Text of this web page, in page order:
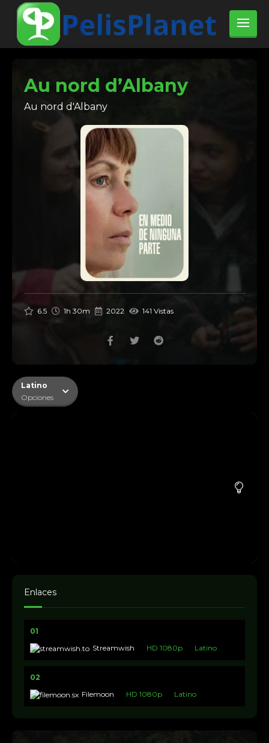
Au nord d’Albany
Au nord d'Albany
6.5 1h 30m 2022 141 Vistas
Latino
Opciones
Enlaces
01
Streamwish
HD 1080p Latino
02
Filemoon
HD 1080p Latino